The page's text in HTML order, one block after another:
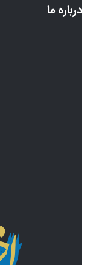
درباره ما